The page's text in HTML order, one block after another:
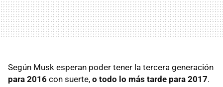
Según Musk esperan poder tener la tercera generación
para 2016 con suerte, o todo lo más tarde para 2017.